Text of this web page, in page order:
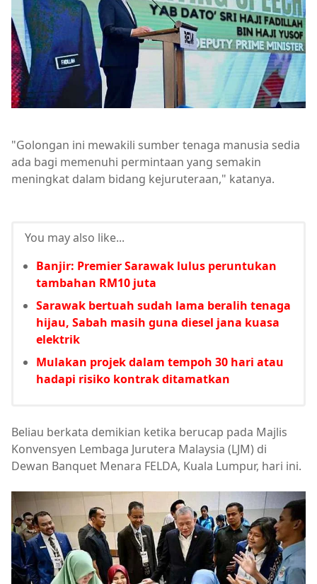
"Golongan ini mewakili sumber tenaga manusia sedia
ada bagi memenuhi permintaan yang semakin
meningkat dalam bidang kejuruteraan," katanya.
You may also like...
Banjir: Premier Sarawak lulus peruntukan
tambahan RM10 juta
Sarawak bertuah sudah lama beralih tenaga
hijau, Sabah masih guna diesel jana kuasa
elektrik
Mulakan projek dalam tempoh 30 hari atau
hadapi risiko kontrak ditamatkan
Beliau berkata demikian ketika berucap pada Majlis
Konvensyen Lembaga Jurutera Malaysia (LJM) di
Dewan Banquet Menara FELDA, Kuala Lumpur, hari ini.